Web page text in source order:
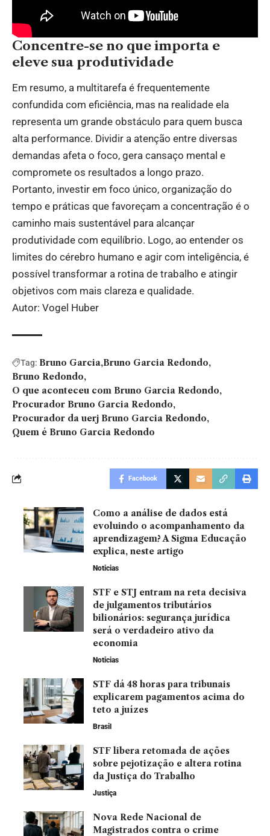
Concentre-se no que importa e
eleve sua produtividade
Em resumo, a multitarefa é frequentemente
confundida com eficiência, mas na realidade ela
representa um grande obstáculo para quem busca
alta performance. Dividir a atenção entre diversas
demandas afeta o foco, gera cansaço mental e
compromete os resultados a longo prazo.
Portanto, investir em foco único, organização do
tempo e práticas que favoreçam a concentração é o
caminho mais sustentável para alcançar
produtividade com equilíbrio. Logo, ao entender os
limites do cérebro humano e agir com inteligência, é
possível transformar a rotina de trabalho e atingir
objetivos com mais clareza e qualidade.
Autor: Vogel Huber
Tag: Bruno Garcia Bruno Garcia Redondo
Bruno Redondo
O que aconteceu com Bruno Garcia Redondo
Procurador Bruno Garcia Redondo
Procurador da uerj Bruno Garcia Redondo
Quem é Bruno Garcia Redondo
Facebook
Como a análise de dados está
evoluindo o acompanhamento da
aprendizagem? A Sigma Educação
explica, neste artigo
Noticias
STF e STJ entram na reta decisiva
de julgamentos tributários
bilionários: segurança jurídica
será o verdadeiro ativo da
economia
Noticias
STF dá 48 horas para tribunais
explicarem pagamentos acima do
teto a juízes
Brasil
STF libera retomada de ações
sobre pejotização e altera rotina
da Justiça do Trabalho
Justiça
Nova Rede Nacional de
Magistrados contra o crime